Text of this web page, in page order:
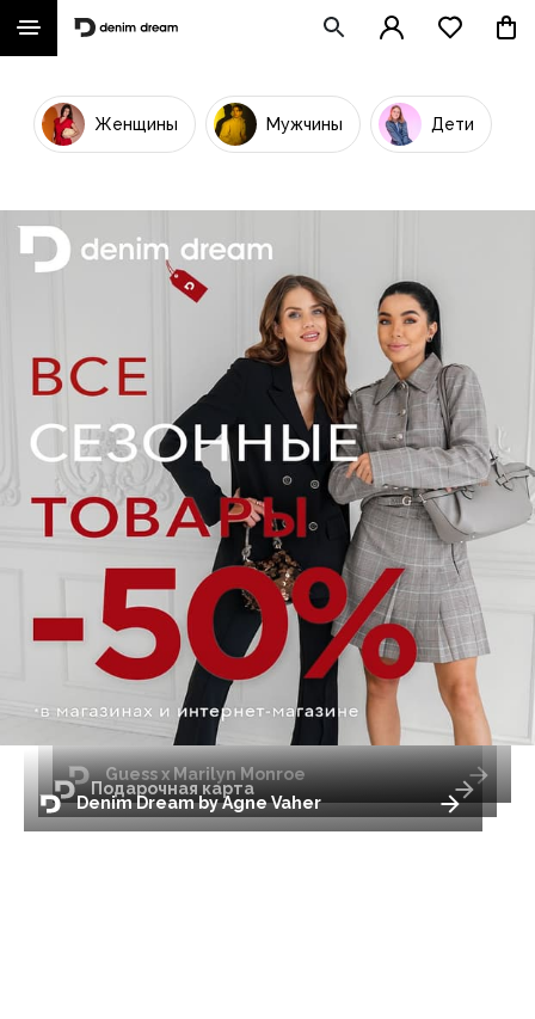
Женщины Мужчины Дети
Denim Dream by Agne Vaher
Подарочная карта
Guess x Marilyn Monroe